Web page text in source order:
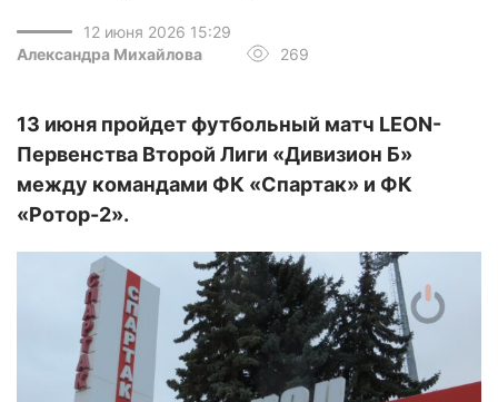
12 июня 2026 15:29
Александра Михайлова
269
13 июня пройдет футбольный матч LEON-
Первенства Второй Лиги «Дивизион Б»
между командами ФК «Спартак» и ФК
«Ротор-2».